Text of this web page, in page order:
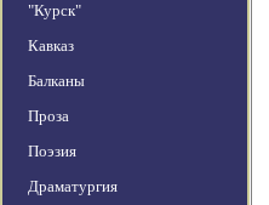
"Курск"
Кавказ
Балканы
Проза
Поэзия
Драматургия